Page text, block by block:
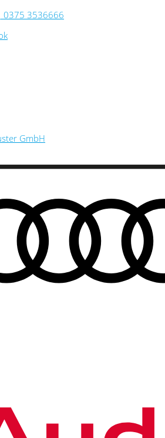
0375 3536666